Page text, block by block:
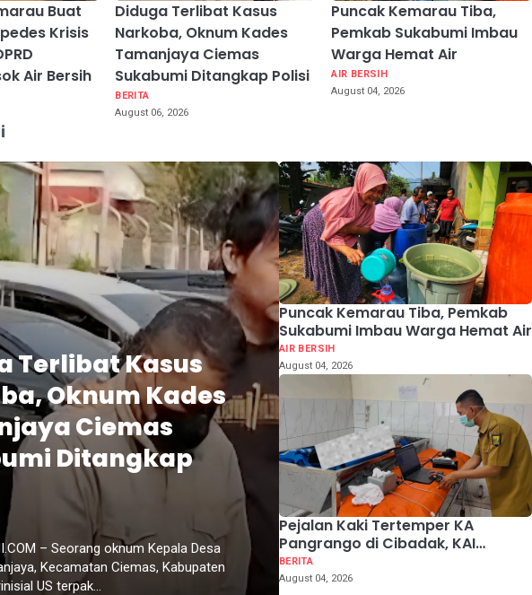
Buat
Krisis
Air Bersih
Diduga Terlibat Kasus
Narkoba, Oknum Kades
Tamanjaya Ciemas
Sukabumi Ditangkap Polisi
BERITA
August 06, 2026
Puncak Kemarau Tiba,
Pemkab Sukabumi Imbau
Warga Hemat Air
AIR BERSIH
August 04, 2026
Terlibat Kasus
Oknum Kades
Ciemas
Ditangkap
– Seorang oknum Kepala Desa
Kecamatan Ciemas, Kabupaten
US terpak...
Puncak Kemarau Tiba, Pemkab
Sukabumi Imbau Warga Hemat Air
AIR BERSIH
August 04, 2026
Pejalan Kaki Tertemper KA
Pangrango di Cibadak, KAI
Ingatkan Bahaya Jalur Rel
BERITA
August 04, 2026